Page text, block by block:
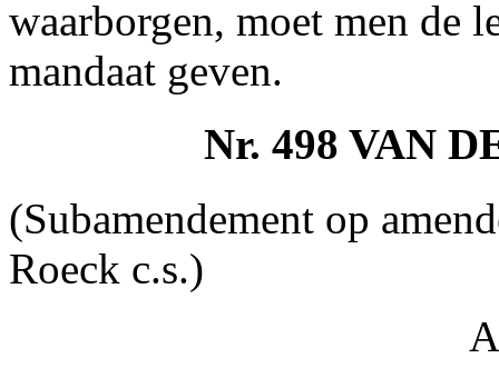
waarborgen, moet men de
mandaat geven.
Nr. 498 VAN
(Subamendement op
Roeck c.s.)